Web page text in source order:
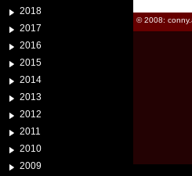
2018
2017
2016
2015
2014
2013
2012
2011
2010
2009
© 2008: